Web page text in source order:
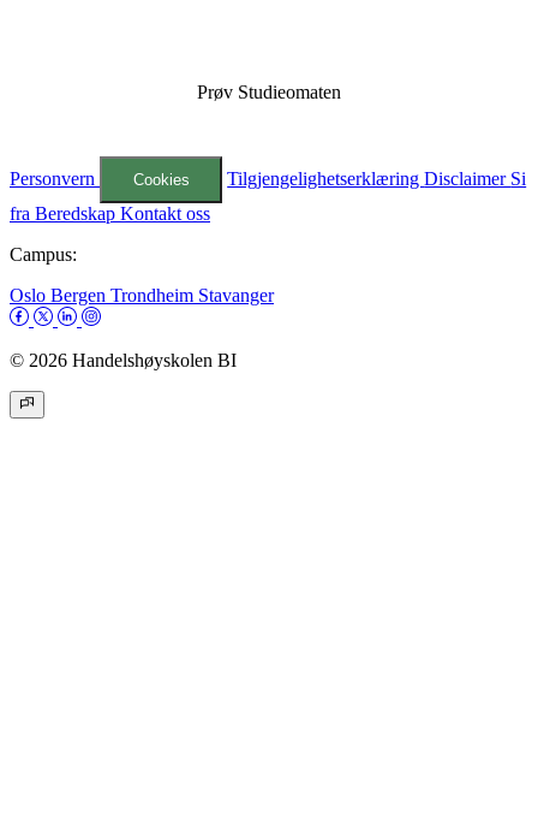
Prøv Studieomaten
Personvern Cookies TilgjengelighetserklæringDisclaimer Si
fra Beredskap Kontakt oss
Campus:
Oslo Bergen Trondheim Stavanger
© 2026 Handelshøyskolen BI